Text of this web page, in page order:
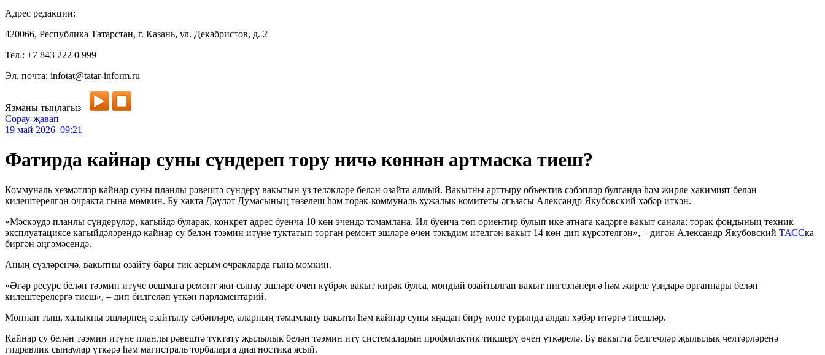
Адрес редакции:
420066, Республика Татарстан, г. Казань, ул. Декабристов, д. 2
Тел.: +7 843 222 0 999
Эл. почта: infotat@tatar-inform.ru
Язманы тыңлагыз
Сорау-җавап
19 май 2026 09:21
Фатирда кайнар суны сүндереп тору ничә көннән артмаска тиеш?
Коммуналь хезмәтләр кайнар суны планлы рәвештә сүндерү вакытын үз теләкләре белән озайта алмый. Вакытны арттыру объектив сәбәпләр булганда һәм җирле хакимият белән
килештерелгән очракта гына мөмкин. Бу хакта Дәүләт Думасының төзелеш һәм торак-коммуналь хуҗалык комитеты әгъзасы Александр Якубовский хәбәр иткән.
«Мәскәүдә планлы сүндерүләр, кагыйдә буларак, конкрет адрес буенча 10 көн эчендә тәмамлана. Ил буенча төп ориентир булып ике атнага кадәрге вакыт санала: торак фондының техник
эксплуатациясе кагыйдәләрендә кайнар су белән тәэмин итүне туктатып торган ремонт эшләре өчен тәкъдим ителгән вакыт 14 көн дип күрсәтелгән», – дигән Александр Якубовский ТАССка
биргән әңгәмәсендә.
Аның сүзләренчә, вакытны озайту бары тик аерым очракларда гына мөмкин.
«Әгәр ресурс белән тәэмин итүче оешмага ремонт яки сынау эшләре өчен күбрәк вакыт кирәк булса, мондый озайтылган вакыт нигезләнергә һәм җирле үзидарә органнары белән
килештерелергә тиеш», – дип билгеләп үткән парламентарий.
Моннан тыш, халыкны эшләрнең озайтылу сәбәпләре, аларның тәмамлану вакыты һәм кайнар суны яңадан бирү көне турында алдан хәбәр итәргә тиешләр.
Кайнар су белән тәэмин итүне планлы рәвештә туктату җылылык белән тәэмин итү системаларын профилактик тикшерү өчен үткәрелә. Бу вакытта белгечләр җылылык челтәрләренә
гидравлик сынаулар үткәрә һәм магистраль торбаларга диагностика ясый.